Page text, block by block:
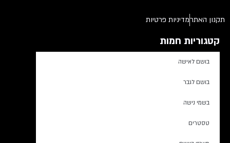
תקנון האתרמדיניות פרטיות
קטגוריות חמות
בושם לאישה
בושם לגבר
בשמי נישה
טסטרים